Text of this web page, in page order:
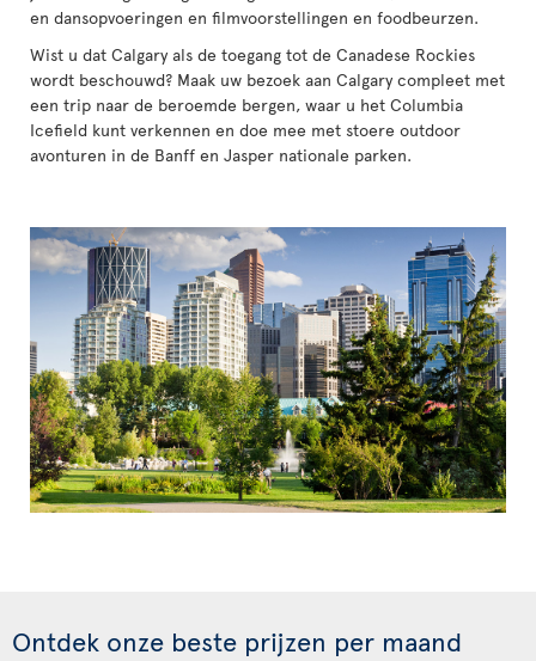
en dansopvoeringen en filmvoorstellingen en foodbeurzen.
Wist u dat Calgary als de toegang tot de Canadese Rockies
wordt beschouwd? Maak uw bezoek aan Calgary compleet met
een trip naar de beroemde bergen, waar u het Columbia
Icefield kunt verkennen en doe mee met stoere outdoor
avonturen in de Banff en Jasper nationale parken.
Ontdek onze beste prijzen per maand